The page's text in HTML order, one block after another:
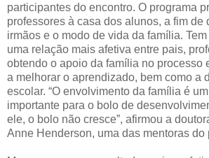
participantes do encontro. O programa
professores à casa dos alunos, a fim de
irmãos e o modo de vida da família.
uma relação mais afetiva entre pais,
obtendo o apoio da família no processo
a melhorar o aprendizado, bem como a
escolar. “O envolvimento da família é
importante para o bolo de
ele, o bolo não cresce”, afirmou a
Anne Henderson, uma das mentoras do